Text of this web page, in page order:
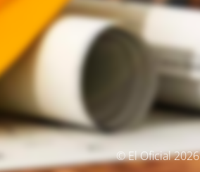
© El Oficial 2026